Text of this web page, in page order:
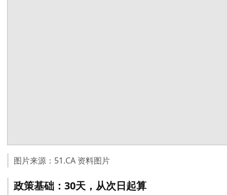
图片来源：51.CA 资料图片
政策基础：30天，从次日起算